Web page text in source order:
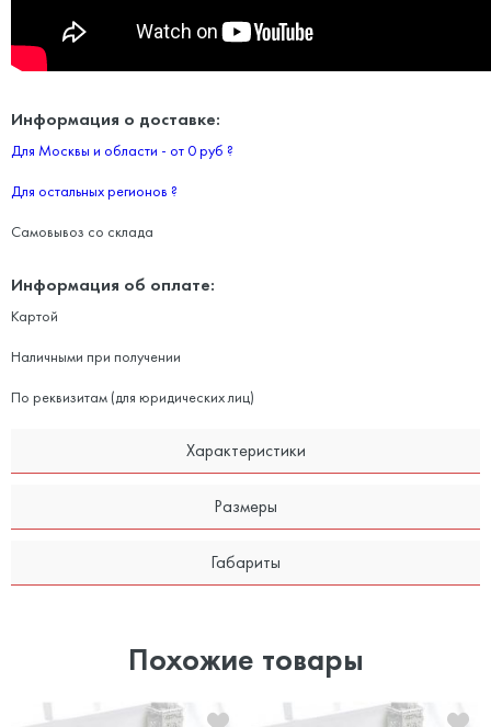
Информация о доставке:
Для Москвы и области - от 0 руб ?
Для остальных регионов ?
Самовывоз со склада
Информация об оплате:
Картой
Наличными при получении
По реквизитам (для юридических лиц)
Характеристики
Размеры
Габариты
Похожие товары